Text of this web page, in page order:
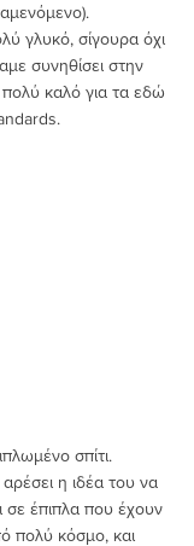
γλυκό, σίγουρα όχι
συνηθίσει στην
καλό για τα εδώ
σπίτι.
η ιδέα του να
σε έπιπλα που έχουν
πολύ κόσμο, και